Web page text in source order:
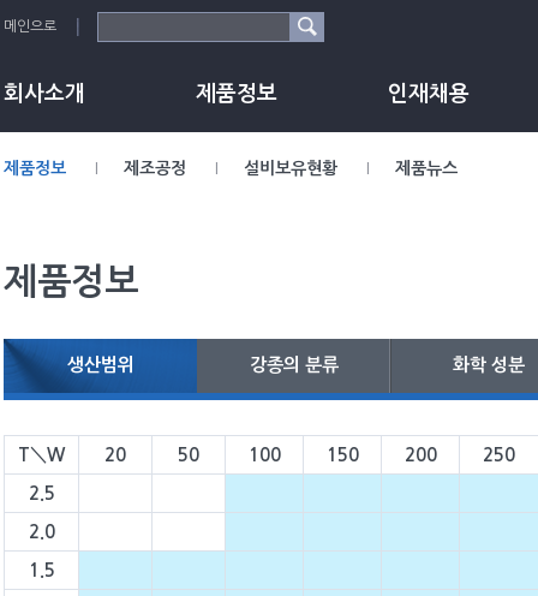
메인으로
회사소개 제품정보 인재채용
제품정보 제조공정 설비보유현황 제품뉴스
제품정보
생산범위 강종의 분류 화학 성분
T＼W 20 50 100 150 200 250
2.5
2.0
1.5